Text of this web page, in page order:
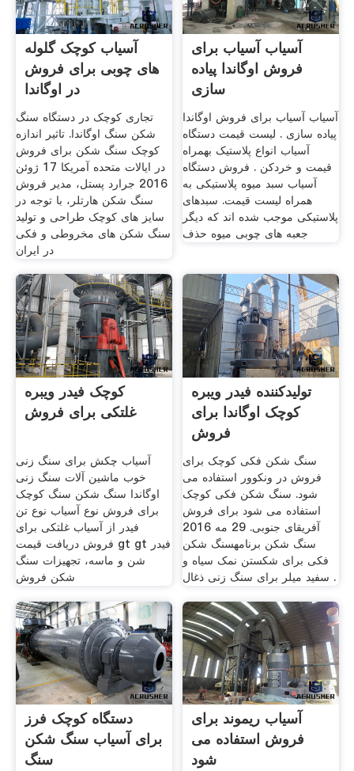
آسیاب کوچک گلوله
های چوبی برای فروش
در اوگاندا
تجاری کوچک در دستگاه سنگ
شکن سنگ اوگاندا. تاثیر اندازه
کوچک سنگ شکن برای فروش
در ایالات متحده آمریکا 17 ژوئن
2016 جرارد پستل، مدیر فروش
سنگ شکن هارتلر، با توجه در
سایز های کوچک طراحی و تولید
سنگ شکن های مخروطی و فکی
در ایران
آسیاب آسیاب برای
فروش اوگاندا پیاده
سازی
آسیاب آسیاب برای فروش اوگاندا
پیاده سازی . لیست قیمت دستگاه
آسیاب انواع پلاستیک بهمراه
قیمت و خردکن . فروش دستگاه
آسیاب سبد میوه پلاستیکی به
همراه لیست قیمت. سبدهای
پلاستیکی موجب شده اند که دیگر
جعبه های چوبی میوه حذف
کوچک فیدر ویبره
غلتکی برای فروش
آسیاب چکش برای سنگ زنی
خوب ماشین آلات سنگ زنی
اوگاندا سنگ شکن سنگ کوچک
برای فروش نوع آسیاب نوع تن
فیدر از آسیاب غلتکی برای
فروش دریافت قیمت gt gt فیدر
شن و ماسه، تجهیزات سنگ
شکن فروش
تولیدکننده فیدر ویبره
کوچک اوگاندا برای
فروش
سنگ شکن فکی کوچک برای
فروش در ونکوور استفاده می
شود. سنگ شکن فکی کوچک
استفاده می شود برای فروش
آفریقای جنوبی. 29 مه 2016
سنگ شکن برنامهسنگ شکن
فکی برای شکستن نمک سیاه و
سفید میلر برای سنگ زنی ذغال .
دستگاه کوچک فرز
برای آسیاب سنگ شکن
سنگ
آسیاب ریموند برای
فروش استفاده می
شود